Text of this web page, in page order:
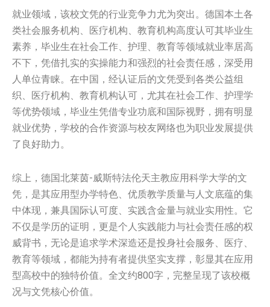
就业领域，该校文凭的行业竞争力尤为突出。德国本土各
类社会服务机构、医疗机构、教育机构高度认可其毕业生
素养，毕业生在社会工作、护理、教育等领域就业率居高
不下，凭借扎实的实操能力和强烈的社会责任感，深受用
人单位青睐。在中国，经认证后的文凭受到各类公益组
织、医疗机构、教育机构认可，尤其在社会工作、护理学
等优势领域，毕业生凭借专业功底和国际视野，拥有明显
就业优势，学校的合作资源与校友网络也为职业发展提供
了良好助力。
综上，德国北莱茵-威斯特法伦天主教应用科学大学的文
凭，是其应用型办学特色、优质教学质量与人文底蕴的集
中体现，兼具国际认可度、实践含金量与就业实用性。它
不仅是学历的证明，更是个人实践能力与社会责任感的权
威背书，无论是追求学术深造还是投身社会服务、医疗、
教育等领域，都能为持有者提供坚实支撑，彰显其在应用
型高校中的独特价值。全文约800字，完整呈现了该校概
况与文凭核心价值。